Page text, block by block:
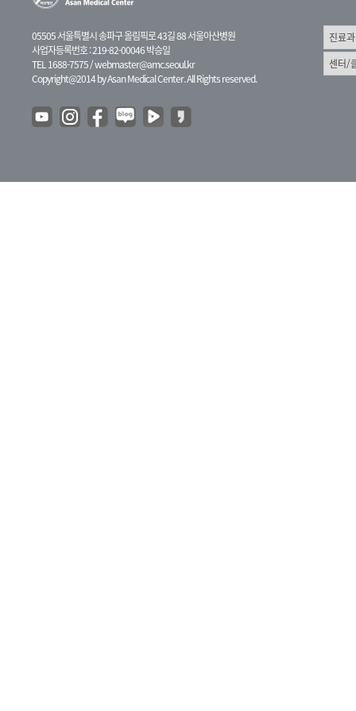
05505 서울특별시 송파구 올림픽로 43길 88 서울아산병원
사업자등록번호 : 219-82-00046 박승일
TEL 1688-7575 /webmaster@amc.seoul.kr
Copyright@2014 by Asan Medical Center. All Rights reserved.